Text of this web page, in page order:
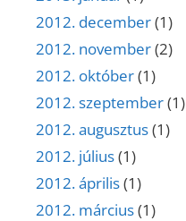
2012. december(1)
2012. november(2)
2012. október(1)
2012. szeptember(1)
2012. augusztus(1)
2012. július(1)
2012. április(1)
2012. március(1)